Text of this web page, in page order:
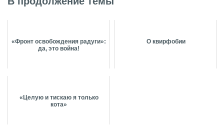
«Фронт освобождения радуги»:
да, это война!
О квирфобии
«Целую и тискаю я только
кота»